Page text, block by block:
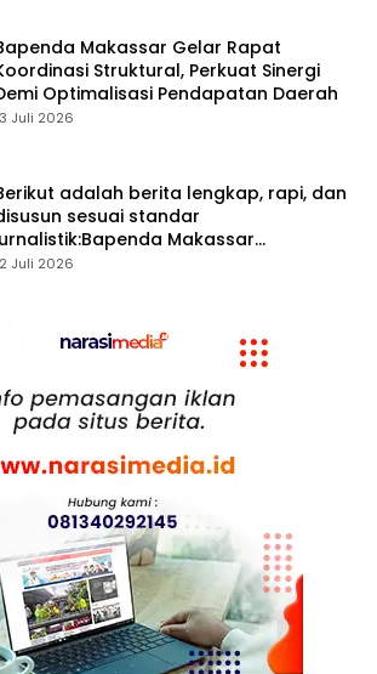
Makassar Gelar Rapat
Struktural, Perkuat Sinergi
Optimalisasi Pendapatan Daerah
Juli 2026
adalah berita lengkap, rapi, dan
sesuai standar
Makassar
Persiapan Pekan Panutan
Juli 2026